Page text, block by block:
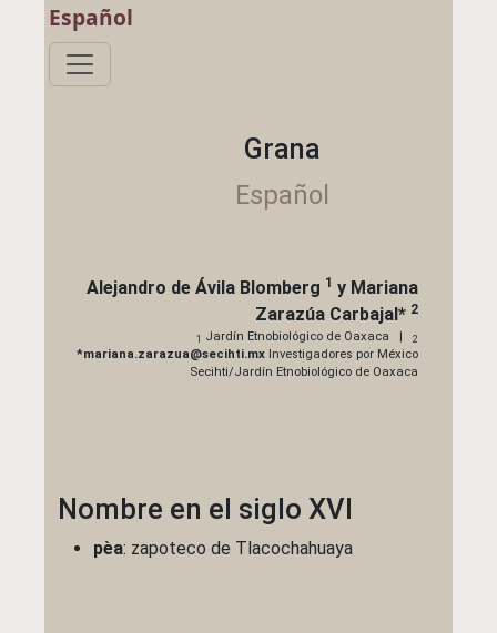
Español
Grana
Español
Alejandro de Ávila Blomberg 1 y Mariana
Zarazúa Carbajal* 2
1 Jardín Etnobiológico de Oaxaca | 2
*mariana.zarazua@secihti.mx Investigadores por México
Secihti/Jardín Etnobiológico de Oaxaca
Nombre en el siglo XVI
pèa: zapoteco de Tlacochahuaya